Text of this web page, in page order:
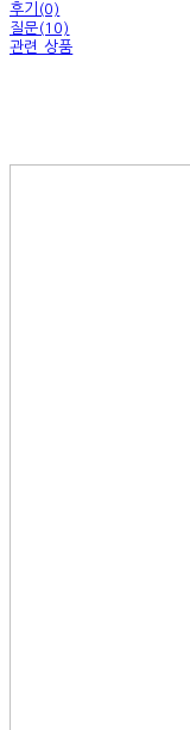
후기(0)
질문(10)
관련 상품